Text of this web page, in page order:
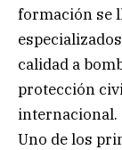
formación se
calidad a
protección
internacional.
Uno de los